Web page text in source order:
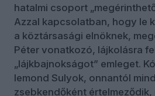
hatalmi csoport
Azzal kapcsolatban, hogy le
a köztársasági elnöknek,
Péter vonatkozó, lájkolásra
„lájkbajnokságot” emleget.
lemond Sulyok, onnantól
zsebkendőként értelmeződik,